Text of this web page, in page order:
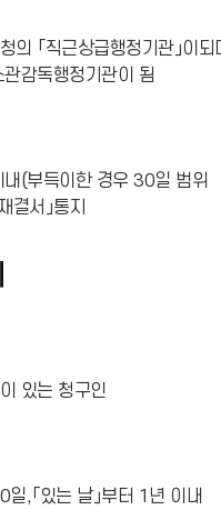
의 「직근상급행정기관」이되
감독행정기관이 됨
(부득이한 경우 30일 범위
결서」통지
있는 청구인
일,「있는 날」부터 1년 이내